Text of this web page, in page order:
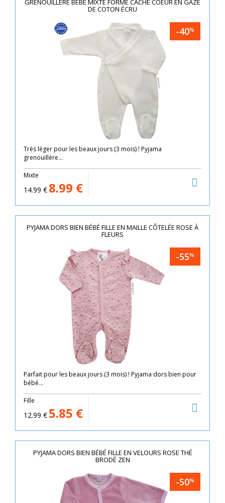
GRENOUILLÈRE BÉBÉ MIXTE FORME CACHE COEUR EN GAZE
DE COTON ÉCRU
-40%
Très léger pour les beaux jours (3 mois) ! Pyjama
grenouillère...
Mixte
14.99 € 8.99 €
PYJAMA DORS BIEN BÉBÉ FILLE EN MAILLE CÔTELÉE ROSE À
FLEURS
-55%
Parfait pour les beaux jours (3 mois) ! Pyjama dors bien pour
bébé...
Fille
12.99 € 5.85 €
PYJAMA DORS BIEN BÉBÉ FILLE EN VELOURS ROSE THÉ
BRODÉ ZEN
-50%